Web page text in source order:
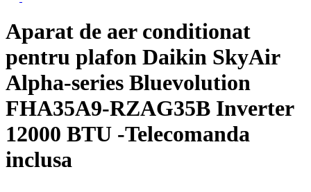
Aparat de aer conditionat
pentru plafon Daikin SkyAir
Alpha-series Bluevolution
FHA35A9-RZAG35B Inverter
12000 BTU -Telecomanda
inclusa